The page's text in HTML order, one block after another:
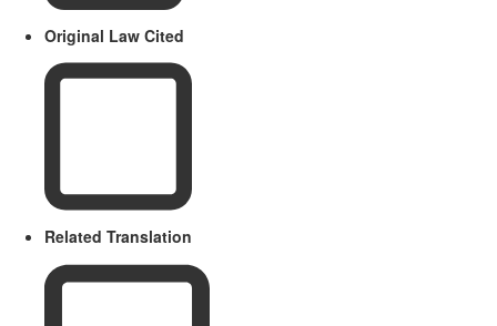
Original Law Cited
Related Translation